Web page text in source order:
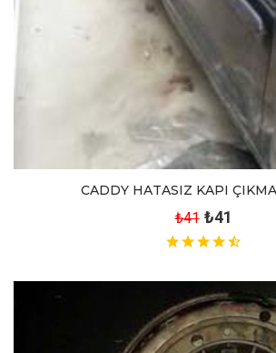
CADDY HATASIZ KAPI
₺41 ₺41